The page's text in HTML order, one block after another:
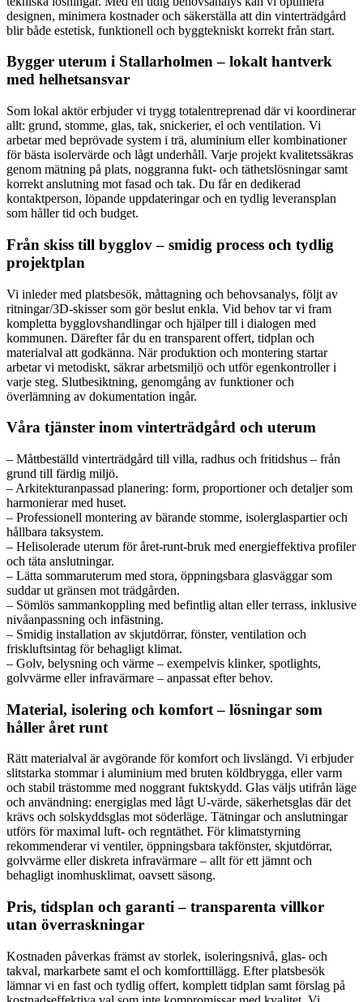
designen, minimera kostnader och säkerställa att din vinterträdgård
blir både estetisk, funktionell och byggtekniskt korrekt från start.
Bygger uterum i Stallarholmen – lokalt hantverk
med helhetsansvar
Som lokal aktör erbjuder vi trygg totalentreprenad där vi koordinerar
allt: grund, stomme, glas, tak, snickerier, el och ventilation. Vi
arbetar med beprövade system i trä, aluminium eller kombinationer
för bästa isolervärde och lågt underhåll. Varje projekt kvalitetssäkras
genom mätning på plats, noggranna fukt- och täthetslösningar samt
korrekt anslutning mot fasad och tak. Du får en dedikerad
kontaktperson, löpande uppdateringar och en tydlig leveransplan
som håller tid och budget.
Från skiss till bygglov – smidig process och tydlig
projektplan
Vi inleder med platsbesök, måttagning och behovsanalys, följt av
ritningar/3D-skisser som gör beslut enkla. Vid behov tar vi fram
kompletta bygglovshandlingar och hjälper till i dialogen med
kommunen. Därefter får du en transparent offert, tidplan och
materialval att godkänna. När produktion och montering startar
arbetar vi metodiskt, säkrar arbetsmiljö och utför egenkontroller i
varje steg. Slutbesiktning, genomgång av funktioner och
överlämning av dokumentation ingår.
Våra tjänster inom vinterträdgård och uterum
– Måttbeställd vinterträdgård till villa, radhus och fritidshus – från
grund till färdig miljö.
– Arkitekturanpassad planering: form, proportioner och detaljer som
harmonierar med huset.
– Professionell montering av bärande stomme, isolerglaspartier och
hållbara taksystem.
– Helisolerade uterum för året-runt-bruk med energieffektiva profiler
och täta anslutningar.
– Lätta sommaruterum med stora, öppningsbara glasväggar som
suddar ut gränsen mot trädgården.
– Sömlös sammankoppling med befintlig altan eller terrass, inklusive
nivåanpassning och infästning.
– Smidig installation av skjutdörrar, fönster, ventilation och
friskluftsintag för behagligt klimat.
– Golv, belysning och värme – exempelvis klinker, spotlights,
golvvärme eller infravärmare – anpassat efter behov.
Material, isolering och komfort – lösningar som
håller året runt
Rätt materialval är avgörande för komfort och livslängd. Vi erbjuder
slitstarka stommar i aluminium med bruten köldbrygga, eller varm
och stabil trästomme med noggrant fuktskydd. Glas väljs utifrån läge
och användning: energiglas med lågt U-värde, säkerhetsglas där det
krävs och solskyddsglas mot söderläge. Tätningar och anslutningar
utförs för maximal luft- och regntäthet. För klimatstyrning
rekommenderar vi ventiler, öppningsbara takfönster, skjutdörrar,
golvvärme eller diskreta infravärmare – allt för ett jämnt och
behagligt inomhusklimat, oavsett säsong.
Pris, tidsplan och garanti – transparenta villkor
utan överraskningar
Kostnaden påverkas främst av storlek, isoleringsnivå, glas- och
takval, markarbete samt el och komforttillägg. Efter platsbesök
lämnar vi en fast och tydlig offert, komplett tidplan samt förslag på